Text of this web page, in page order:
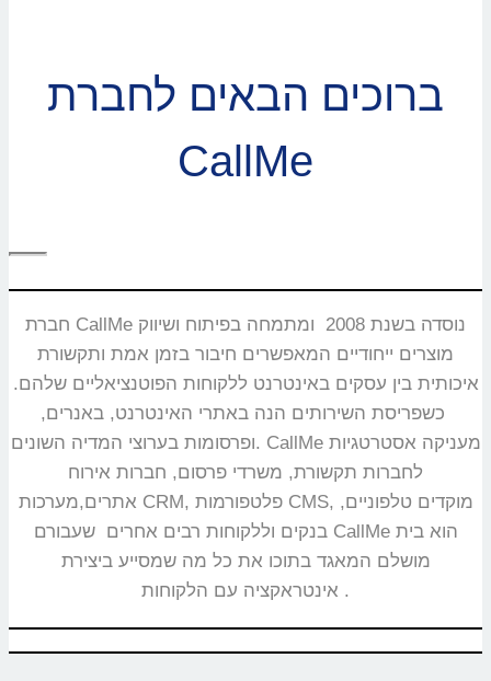
ברוכים הבאים לחברת
CallMe
חברת CallMe נוסדה בשנת 2008 ומתמחה בפיתוח ושיווק
מוצרים ייחודיים המאפשרים חיבור בזמן אמת ותקשורת
איכותית בין עסקים באינטרנט ללקוחות הפוטנציאליים שלהם.
כשפריסת השירותים הנה באתרי האינטרנט, באנרים,
ופרסומות בערוצי המדיה השונים. CallMe מעניקה אסטרטגיות
לחברות תקשורת, משרדי פרסום, חברות אירוח
אתרים,מערכות CRM, פלטפורמות CMS, מוקדים טלפוניים,
בנקים וללקוחות רבים אחרים שעבורם CallMe הוא בית
מושלם המאגד בתוכו את כל מה שמסייע ביצירת
אינטראקציה עם הלקוחות.